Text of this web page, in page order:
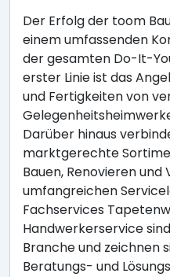
Der Erfolg der toom
einem umfassenden
der gesamten Do-It-
erster Linie ist das
und Fertigkeiten von
Darüber hinaus
marktgerechte
Bauen, Renovieren
umfangreichen
Fachservices
Handwerkerservice
Branche und zeichnen
Beratungs- und